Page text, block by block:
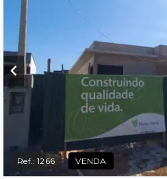
Ref.:1266 VENDA